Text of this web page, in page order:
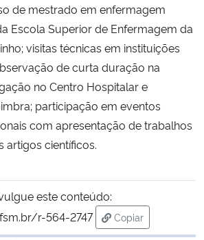
e dos Direitos Humanos
de mestrado em enfermagem
Escola Superior de Enfermagem da
visitas técnicas em instituições
de curta duração na
no Centro Hospitalar e
participação em eventos
com apresentação de trabalhos
artigos científicos.
este conteúdo:
r-564-2747
Copiar
para área de